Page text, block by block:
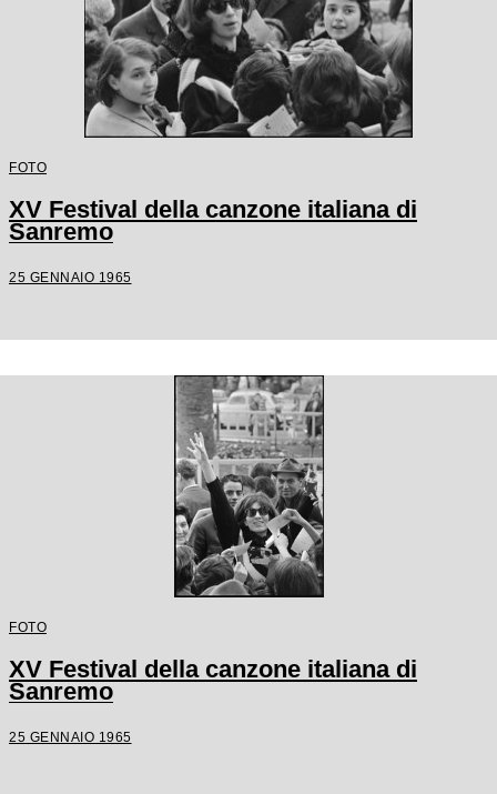
FOTO
XV Festival della canzone italiana di
Sanremo
25 GENNAIO 1965
FOTO
XV Festival della canzone italiana di
Sanremo
25 GENNAIO 1965